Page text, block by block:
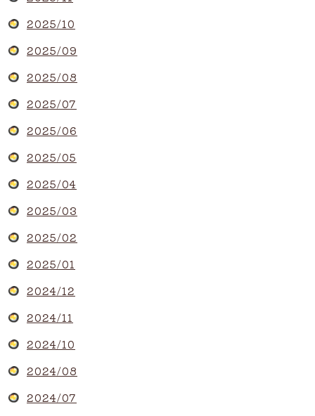
2025/10
2025/09
2025/08
2025/07
2025/06
2025/05
2025/04
2025/03
2025/02
2025/01
2024/12
2024/11
2024/10
2024/08
2024/07